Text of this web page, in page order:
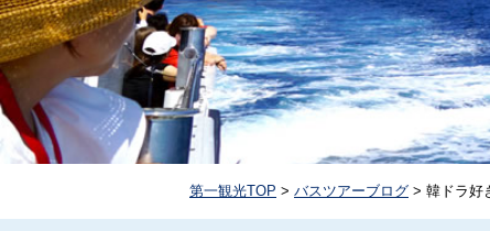
第一観光TOP > バスツアーブログ > 韓ドラ好